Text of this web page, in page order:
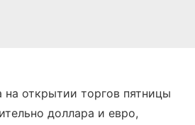
на открытии торгов пятницы
доллара и евро,